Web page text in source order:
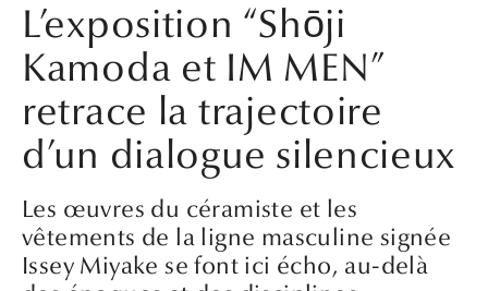
L’exposition “Shōji
Kamoda et IM MEN”
retrace la trajectoire
d’un dialogue silencieux
Les œuvres du céramiste et les
vêtements de la ligne masculine signée
Issey Miyake se font ici écho, au-delà